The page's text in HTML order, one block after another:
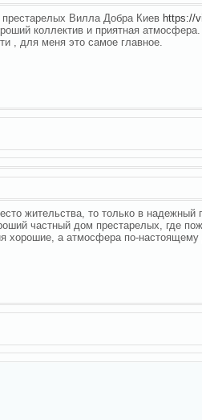
Вилла Добра Киев https://
коллектив и приятная
, для меня это самое главное.
жительства, то только в надежный
частный дом престарелых, где
хорошие, а атмосфера по-